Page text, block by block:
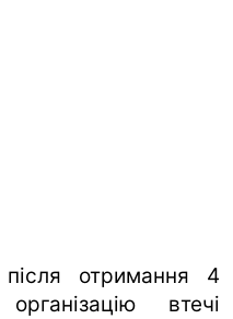
після отримання 4
втечі